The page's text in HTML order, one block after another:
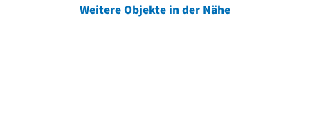
Weitere Objekte in der Nähe